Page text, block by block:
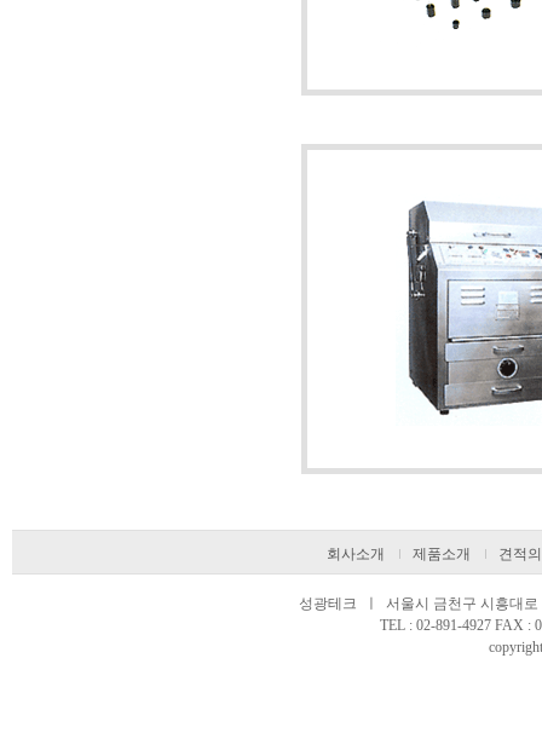
회사소개 제품소개 견적
성광테크 ㅣ 서울시 금천구 시흥대
TEL : 02-891-4927 FAX :